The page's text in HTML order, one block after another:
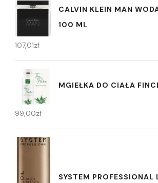
CALVIN KLEIN MAN
100 ML
107,01zł
MGIEŁKA DO CIAŁA
99,00zł
SYSTEM PROFESSIONAL